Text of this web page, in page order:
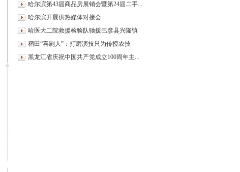
哈尔滨第43届商品房展销会暨第24届二手...
哈尔滨开展供热媒体对接会
哈医大二院救援检验队驰援巴彦县兴隆镇
稻田“喜剧人”：打磨演技只为传授农技
黑龙江省庆祝中国共产党成立100周年主...